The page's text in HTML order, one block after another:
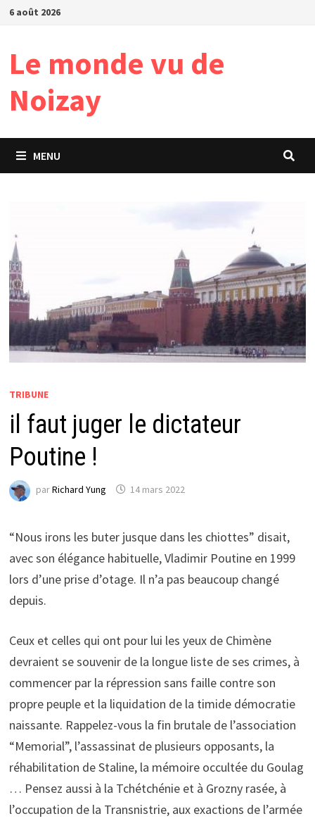
Passer
6 août 2026
Le monde vu de
Noizay
MENU
TRIBUNE
il faut juger le dictateur
Poutine !
parRichard Yung 14 mars 2022
“Nous irons les buter jusque dans les chiottes” disait,
avec son élégance habituelle, Vladimir Poutine en 1999
lors d’une prise d’otage. Il n’a pas beaucoup changé
depuis.
Ceux et celles qui ont pour lui les yeux de Chimène
devraient se souvenir de la longue liste de ses crimes, à
commencer par la répression sans faille contre son
propre peuple et la liquidation de la timide démocratie
naissante. Rappelez-vous la fin brutale de l’association
“Memorial”, l’assassinat de plusieurs opposants, la
réhabilitation de Staline, la mémoire occultée du Goulag
… Pensez aussi à la Tchétchénie et à Grozny rasée, à
l’occupation de la Transnistrie, aux exactions de l’armée